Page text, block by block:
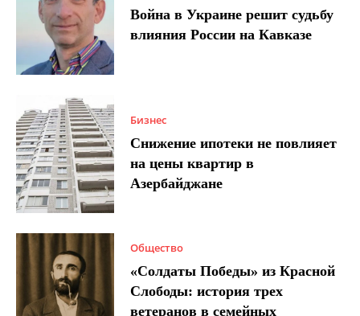
Война в Украине решит судьбу
влияния России на Кавказе
Бизнес
Снижение ипотеки не повлияет
на цены квартир в
Азербайджане
Общество
«Солдаты Победы» из Красной
Слободы: история трех
ветеранов в семейных